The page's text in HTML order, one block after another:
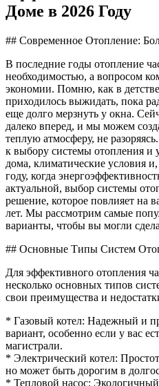
Доме в 2026 Году
## Современное Отопление:
В последние годы отопление
необходимостью, а вопросом
экономии. Помню, как в
приходилось выжидать, пока
еще долго мерзнуть у окна.
далеко вперед, и мы можем
теплую атмосферу, не
к выбору системы отопления и
дома, климатические условия
году, когда
актуальной, выбор системы
решение, которое повлияет на
лет. Мы рассмотрим самые
варианты, чтобы вы могли
## Основные Типы Систем
Для эффективного отопления
несколько основных типов
свои преимущества и
* Газовый котел: Надежный и
вариант, особенно если у вас
магистрали.
* Электрический котел:
но может быть дорогим в
* Тепловой насос: